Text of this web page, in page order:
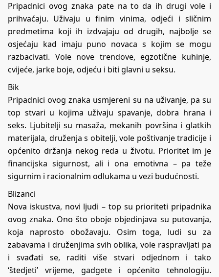
Pripadnici ovog znaka pate na to da ih drugi vole i
prihvaćaju. Uživaju u finim vinima, odjeći i sličnim
predmetima koji ih izdvajaju od drugih, najbolje se
osjećaju kad imaju puno novaca s kojim se mogu
razbacivati. Vole nove trendove, egzotične kuhinje,
cvijeće, jarke boje, odjeću i biti glavni u seksu.
Bik
Pripadnici ovog znaka usmjereni su na uživanje, pa su
top stvari u kojima uživaju spavanje, dobra hrana i
seks. Ljubitelji su masaža, mekanih površina i glatkih
materijala, druženja s obitelji, vole poštivanje tradicije i
općenito držanja nekog reda u životu. Prioritet im je
financijska sigurnost, ali i ona emotivna – pa teže
sigurnim i racionalnim odlukama u vezi budućnosti.
Blizanci
Nova iskustva, novi ljudi – top su prioriteti pripadnika
ovog znaka. Ono što oboje objedinjava su putovanja,
koja naprosto obožavaju. Osim toga, ludi su za
zabavama i druženjima svih oblika, vole raspravljati pa
i svađati se, raditi više stvari odjednom i tako
‘štedjeti’ vrijeme, gadgete i općenito tehnologiju.